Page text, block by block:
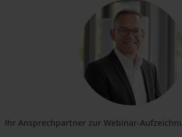
Ihr Ansprechpartner zur Webinar-